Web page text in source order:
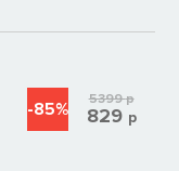
-85% 5399р
829 р